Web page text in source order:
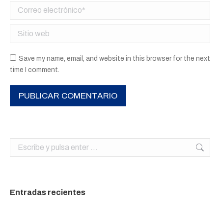
Correo electrónico *
Sitio web
Save my name, email, and website in this browser for the next
time I comment.
PUBLICAR COMENTARIO
Buscar:
Entradas recientes